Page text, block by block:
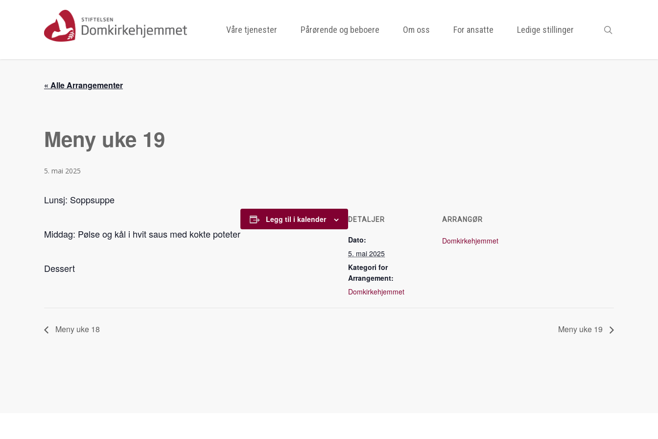
Våre tjenester Pårørende og beboere Om oss For ansatte Ledige stillinger
« Alle Arrangementer
Meny uke 19
5. mai 2025
Lunsj: Soppsuppe
Middag: Pølse og kål i hvit saus med kokte poteter
Dessert
Legg til i kalender DETALJER
Dato:
5. mai 2025
Kategori for
Arrangement:
Domkirkehjemmet
ARRANGØR
Domkirkehjemmet
Meny uke 18 Meny uke 19